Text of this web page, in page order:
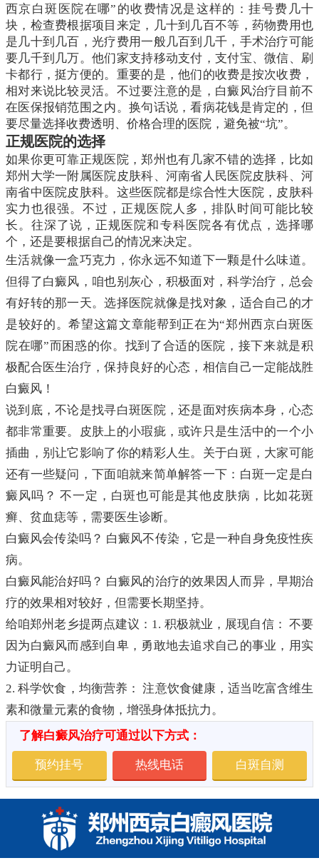
西京白斑医院在哪”的收费情况是这样的：挂号费几十
块，检查费根据项目来定，几十到几百不等，药物费用也
是几十到几百，光疗费用一般几百到几千，手术治疗可能
要几千到几万。他们家支持移动支付，支付宝、微信、刷
卡都行，挺方便的。重要的是，他们的收费是按次收费，
相对来说比较灵活。不过要注意的是，白癜风治疗目前不
在医保报销范围之内。换句话说，看病花钱是肯定的，但
要尽量选择收费透明、价格合理的医院，避免被“坑”。
正规医院的选择
如果你更可靠正规医院，郑州也有几家不错的选择，比如
郑州大学一附属医院皮肤科、河南省人民医院皮肤科、河
南省中医院皮肤科。这些医院都是综合性大医院，皮肤科
实力也很强。不过，正规医院人多，排队时间可能比较
长。往深了说，正规医院和专科医院各有优点，选择哪
个，还是要根据自己的情况来决定。
生活就像一盒巧克力，你永远不知道下一颗是什么味道。
但得了白癜风，咱也别灰心，积极面对，科学治疗，总会
有好转的那一天。选择医院就像是找对象，适合自己的才
是较好的。希望这篇文章能帮到正在为“郑州西京白斑医
院在哪”而困惑的你。找到了合适的医院，接下来就是积
极配合医生治疗，保持良好的心态，相信自己一定能战胜
白癜风！
说到底，不论是找寻白斑医院，还是面对疾病本身，心态
都非常重要。皮肤上的小瑕疵，或许只是生活中的一个小
插曲，别让它影响了你的精彩人生。关于白斑，大家可能
还有一些疑问，下面咱就来简单解答一下：白斑一定是白
癜风吗？ 不一定，白斑也可能是其他皮肤病，比如花斑
癣、贫血痣等，需要医生诊断。
白癜风会传染吗？ 白癜风不传染，它是一种自身免疫性疾
病。
白癜风能治好吗？ 白癜风的治疗的效果因人而异，早期治
疗的效果相对较好，但需要长期坚持。
给咱郑州老乡提两点建议：1. 积极就业，展现自信： 不要
因为白癜风而感到自卑，勇敢地去追求自己的事业，用实
力证明自己。
2. 科学饮食，均衡营养： 注意饮食健康，适当吃富含维生
素和微量元素的食物，增强身体抵抗力。
了解白癜风治疗可通过以下方式：
预约挂号 热线电话 白斑自测